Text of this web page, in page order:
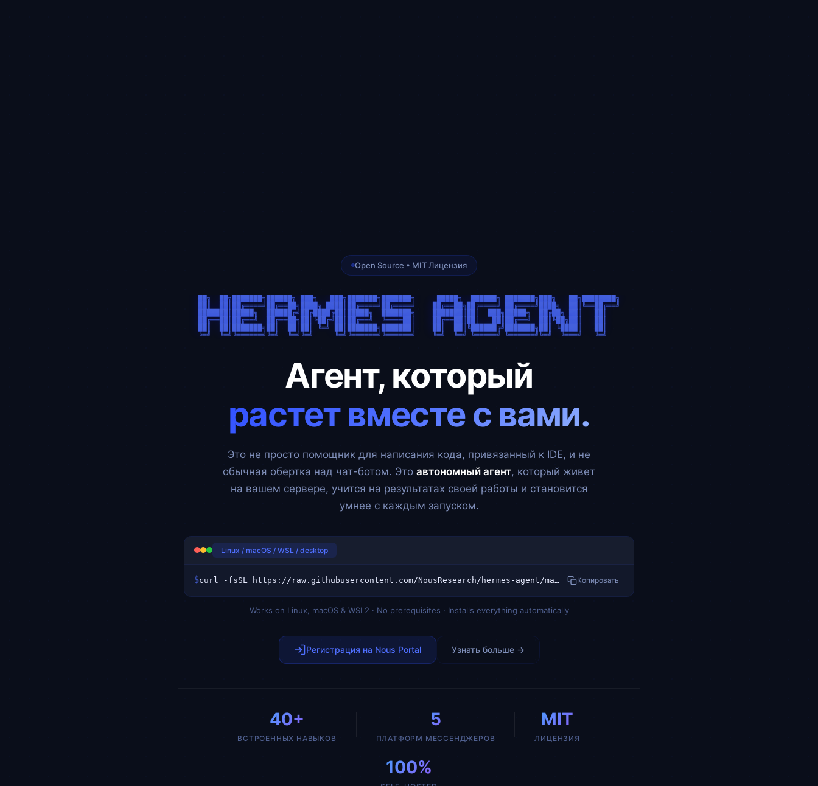
Open Source • MIT Лицензия
██╗  ██╗███████╗██████╗ ███╗   ███╗███████╗███████╗     █████╗  ██████╗ ███████╗███╗   ██╗████████╗
██║  ██║██╔════╝██╔══██╗████╗ ████║██╔════╝██╔════╝    ██╔══██╗██╔════╝ ██╔════╝████╗  ██║╚══██╔══╝
███████║█████╗  ██████╔╝██╔████╔██║█████╗  ███████╗    ███████║██║  ███╗█████╗  ██╔██╗ ██║   ██║
██╔══██║██╔══╝  ██╔══██╗██║╚██╔╝██║██╔══╝  ╚════██║    ██╔══██║██║   ██║██╔══╝  ██║╚██╗██║   ██║
██║  ██║███████╗██║  ██║██║ ╚═╝ ██║███████╗███████║    ██║  ██║╚██████╔╝███████╗██║ ╚████║   ██║
Агент, который
растет вместе с вами.
Это не просто помощник для написания кода, привязанный к IDE, и не
обычная обертка над чат-ботом. Это автономный агент, который живет
на вашем сервере, учится на результатах своей работы и становится
умнее с каждым запуском.
Linux / macOS / WSL / desktop
$ curl -fsSL https://raw.githubusercontent.com/NousResearch/hermes-agent/main/scripts/install.sh | bash Копировать
Works on Linux, macOS & WSL2 · No prerequisites · Installs everything automatically
Регистрация на Nous Portal Узнать больше →
40+
ВСТРОЕННЫХ НАВЫКОВ
5
ПЛАТФОРМ МЕССЕНДЖЕРОВ
MIT
ЛИЦЕНЗИЯ
100%